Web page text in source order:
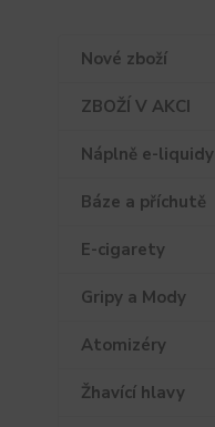
Nové zboží
ZBOŽÍ V AKCI
Náplně e-liquidy
Báze a příchutě
E-cigarety
Gripy a Mody
Atomizéry
Žhavící hlavy